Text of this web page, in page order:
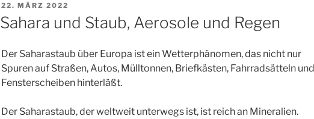
VERÖFFENTLICHT
AM
22. MÄRZ 2022
Sahara und Staub, Aerosole und Regen
Der Saharastaub über Europa ist ein Wetterphänomen, das nicht nur
Spuren auf Straßen, Autos, Mülltonnen, Briefkästen, Fahrradsätteln und
Fensterscheiben hinterläßt.
Der Saharastaub, der weltweit unterwegs ist, ist reich an Mineralien.